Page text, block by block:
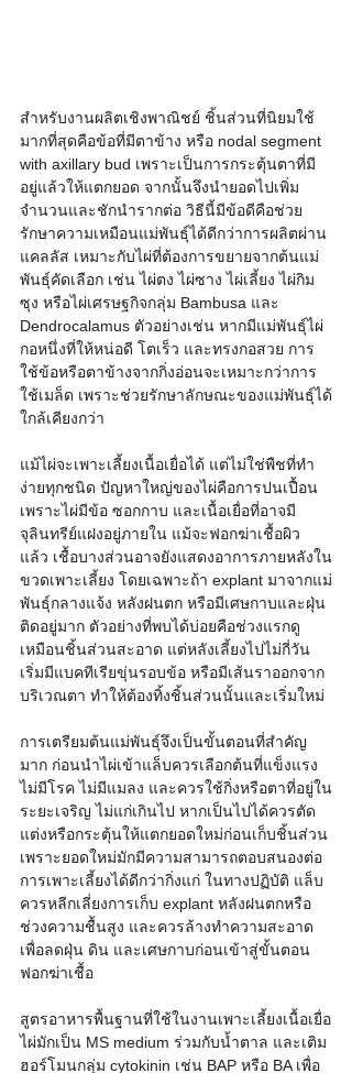
สำหรับงานผลิตเชิงพาณิชย์ ชิ้นส่วนที่นิยมใช้
มากที่สุดคือข้อที่มีตาข้าง หรือ nodal segment
with axillary bud เพราะเป็นการกระตุ้นตาที่มี
อยู่แล้วให้แตกยอด จากนั้นจึงนำยอดไปเพิ่ม
จำนวนและชักนำรากต่อ วิธีนี้มีข้อดีคือช่วย
รักษาความเหมือนแม่พันธุ์ได้ดีกว่าการผลิตผ่าน
แคลลัส เหมาะกับไผ่ที่ต้องการขยายจากต้นแม่
พันธุ์คัดเลือก เช่น ไผ่ตง ไผ่ซาง ไผ่เลี้ยง ไผ่กิม
ซุง หรือไผ่เศรษฐกิจกลุ่ม Bambusa และ
Dendrocalamus ตัวอย่างเช่น หากมีแม่พันธุ์ไผ่
กอหนึ่งที่ให้หน่อดี โตเร็ว และทรงกอสวย การ
ใช้ข้อหรือตาข้างจากกิ่งอ่อนจะเหมาะกว่าการ
ใช้เมล็ด เพราะช่วยรักษาลักษณะของแม่พันธุ์ได้
ใกล้เคียงกว่า
แม้ไผ่จะเพาะเลี้ยงเนื้อเยื่อได้ แต่ไม่ใช่พืชที่ทำ
ง่ายทุกชนิด ปัญหาใหญ่ของไผ่คือการปนเปื้อน
เพราะไผ่มีข้อ ซอกกาบ และเนื้อเยื่อที่อาจมี
จุลินทรีย์แฝงอยู่ภายใน แม้จะฟอกฆ่าเชื้อผิว
แล้ว เชื้อบางส่วนอาจยังแสดงอาการภายหลังใน
ขวดเพาะเลี้ยง โดยเฉพาะถ้า explant มาจากแม่
พันธุ์กลางแจ้ง หลังฝนตก หรือมีเศษกาบและฝุ่น
ติดอยู่มาก ตัวอย่างที่พบได้บ่อยคือช่วงแรกดู
เหมือนชิ้นส่วนสะอาด แต่หลังเลี้ยงไปไม่กี่วัน
เริ่มมีแบคทีเรียขุ่นรอบข้อ หรือมีเส้นราออกจาก
บริเวณตา ทำให้ต้องทิ้งชิ้นส่วนนั้นและเริ่มใหม่
การเตรียมต้นแม่พันธุ์จึงเป็นขั้นตอนที่สำคัญ
มาก ก่อนนำไผ่เข้าแล็บควรเลือกต้นที่แข็งแรง
ไม่มีโรค ไม่มีแมลง และควรใช้กิ่งหรือตาที่อยู่ใน
ระยะเจริญ ไม่แก่เกินไป หากเป็นไปได้ควรตัด
แต่งหรือกระตุ้นให้แตกยอดใหม่ก่อนเก็บชิ้นส่วน
เพราะยอดใหม่มักมีความสามารถตอบสนองต่อ
การเพาะเลี้ยงได้ดีกว่ากิ่งแก่ ในทางปฏิบัติ แล็บ
ควรหลีกเลี่ยงการเก็บ explant หลังฝนตกหรือ
ช่วงความชื้นสูง และควรล้างทำความสะอาด
เพื่อลดฝุ่น ดิน และเศษกาบก่อนเข้าสู่ขั้นตอน
ฟอกฆ่าเชื้อ
สูตรอาหารพื้นฐานที่ใช้ในงานเพาะเลี้ยงเนื้อเยื่อ
ไผ่มักเป็น MS medium ร่วมกับน้ำตาล และเติม
ฮอร์โมนกลุ่ม cytokinin เช่น BAP หรือ BA เพื่อ